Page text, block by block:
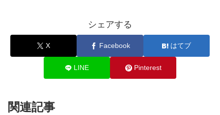
シェアする
X Facebook はてブ
LINE Pinterest
関連記事